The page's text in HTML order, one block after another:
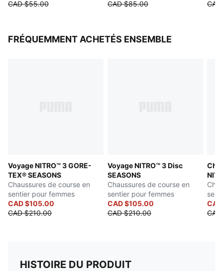
CAD $55.00 CAD $85.00
FRÉQUEMMENT ACHETÉS ENSEMBLE
Voyage NITRO™ 3 GORE-
TEX® SEASONS
Chaussures de course en
sentier pour femmes
CAD $105.00
CAD $210.00
Voyage NITRO™ 3 Disc
SEASONS
Chaussures de course en
sentier pour femmes
CAD $105.00
CAD $210.00
HISTOIRE DU PRODUIT